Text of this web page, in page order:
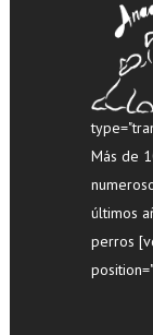
Más de
últimos
perros